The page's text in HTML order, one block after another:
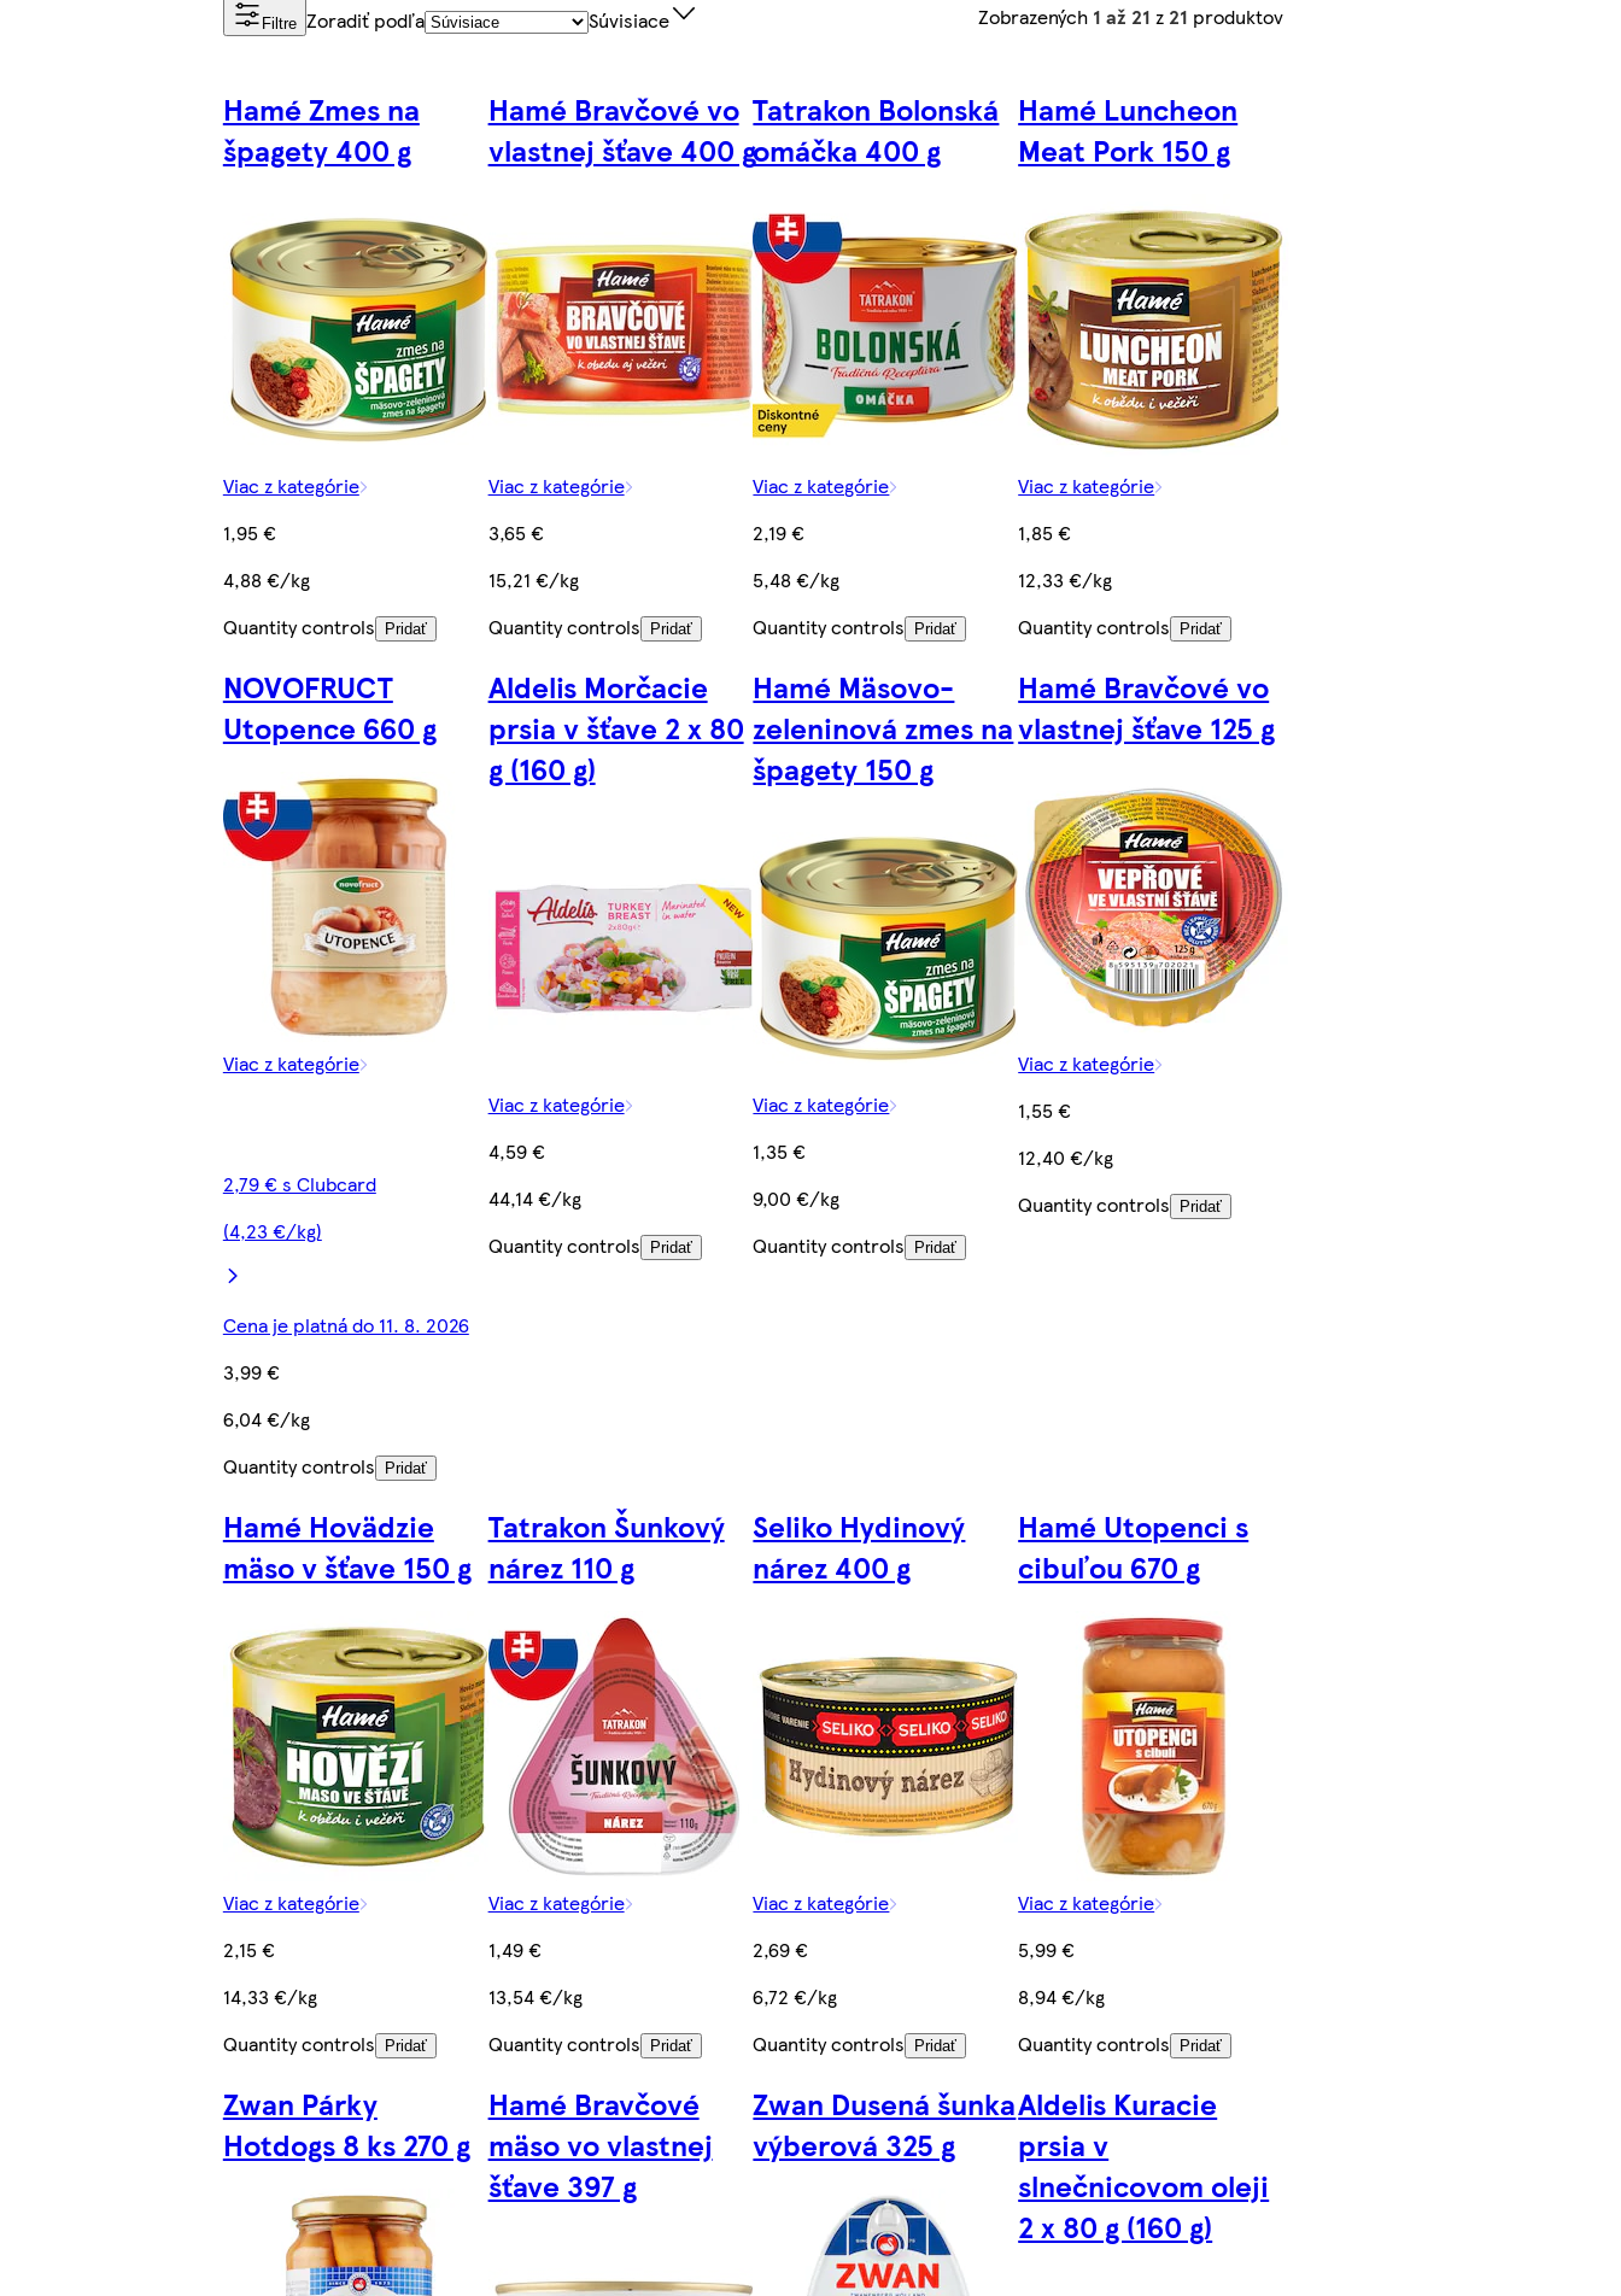
Filtre Zoradiť podľa Súvisiace Zobrazených 1 až 21 z 21 produktov
Hamé Zmes na
špagety 400 g
Viac z kategórie
1,95 €
4,88 €/kg
Quantity controls
Pridať
Hamé Bravčové vo
vlastnej šťave 400 g
Viac z kategórie
3,65 €
15,21 €/kg
Quantity controls
Pridať
Tatrakon Bolonská
omáčka 400 g
Viac z kategórie
2,19 €
5,48 €/kg
Quantity controls
Pridať
Hamé Luncheon
Meat Pork 150 g
Viac z kategórie
1,85 €
12,33 €/kg
Quantity controls
Pridať
NOVOFRUCT
Utopence 660 g
Viac z kategórie
2,79 € s Clubcard
(4,23 €/kg)
Cena je platná do 11. 8. 2026
3,99 €
6,04 €/kg
Quantity controls
Pridať
Aldelis Morčacie
prsia v šťave 2 x 80
g (160 g)
Viac z kategórie
4,59 €
44,14 €/kg
Quantity controls
Pridať
Hamé Mäsovo-
zeleninová zmes na
špagety 150 g
Viac z kategórie
1,35 €
9,00 €/kg
Quantity controls
Pridať
Hamé Bravčové vo
vlastnej šťave 125 g
Viac z kategórie
1,55 €
12,40 €/kg
Quantity controls
Pridať
Hamé Hovädzie
mäso v šťave 150 g
Viac z kategórie
2,15 €
14,33 €/kg
Quantity controls
Pridať
Tatrakon Šunkový
nárez 110 g
Viac z kategórie
1,49 €
13,54 €/kg
Quantity controls
Pridať
Seliko Hydinový
nárez 400 g
Viac z kategórie
2,69 €
6,72 €/kg
Quantity controls Pridať
Hamé Utopenci s
cibuľou 670 g
Viac z kategórie
5,99 €
8,94 €/kg
Quantity controls Pridať
Zwan Párky
Hotdogs 8 ks 270 g
Hamé Bravčové
mäso vo vlastnej
šťave 397 g
Zwan Dusená šunka
výberová 325 g
Aldelis Kuracie
prsia v
slnečnicovom oleji
2 x 80 g (160 g)